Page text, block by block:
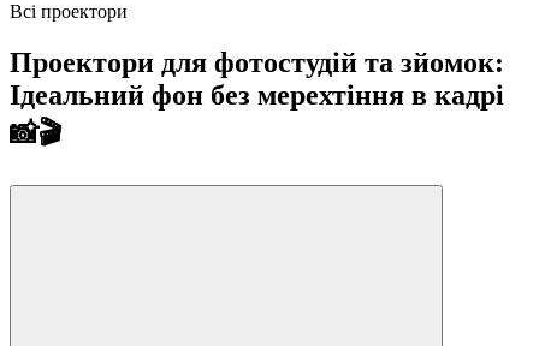
Всі проектори
Проектори для фотостудій та зйомок:
Ідеальний фон без мерехтіння в кадрі
📸🎬